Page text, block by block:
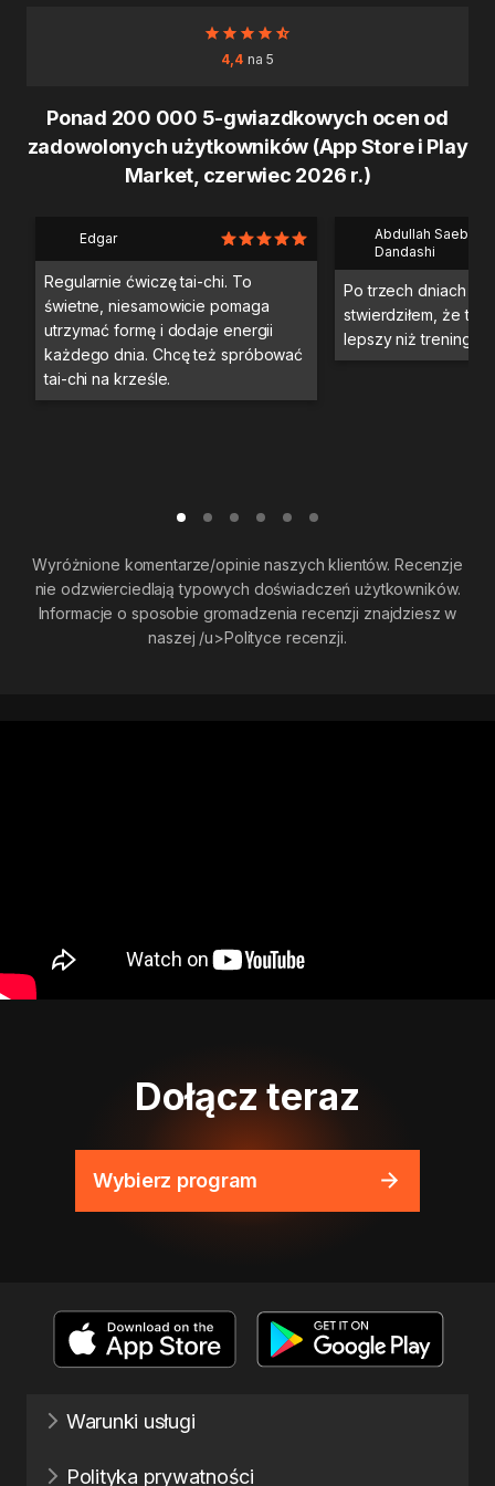
4,4 na 5
Ponad 200 000 5-gwiazdkowych ocen od
zadowolonych użytkowników (App Store i Play
Market, czerwiec 2026 r.)
Edgar
Regularnie ćwiczę tai-chi. To
świetne, niesamowicie pomaga
utrzymać formę i dodaje energii
każdego dnia. Chcę też spróbować
tai-chi na krześle.
Abdullah Saeb Al
Dandashi
Po trzech dniach
stwierdziłem, że ten
lepszy niż trening na
Wyróżnione komentarze/opinie naszych klientów. Recenzje
nie odzwierciedlają typowych doświadczeń użytkowników.
Informacje o sposobie gromadzenia recenzji znajdziesz w
naszej /u>Polityce recenzji.
Dołącz teraz
Wybierz program
Warunki usługi
Polityka prywatności